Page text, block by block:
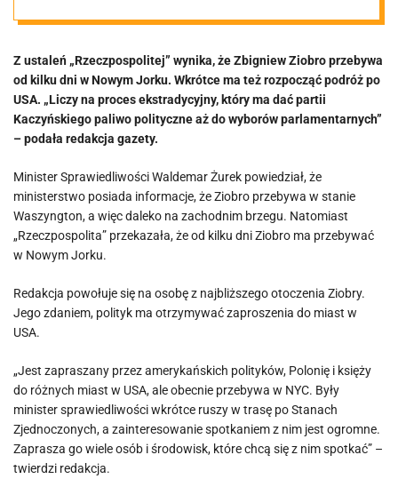
Z ustaleń „Rzeczpospolitej” wynika, że Zbigniew Ziobro przebywa
od kilku dni w Nowym Jorku. Wkrótce ma też rozpocząć podróż po
USA. „Liczy na proces ekstradycyjny, który ma dać partii
Kaczyńskiego paliwo polityczne aż do wyborów parlamentarnych”
– podała redakcja gazety.
Minister Sprawiedliwości Waldemar Żurek powiedział, że
ministerstwo posiada informacje, że Ziobro przebywa w stanie
Waszyngton, a więc daleko na zachodnim brzegu. Natomiast
„Rzeczpospolita” przekazała, że od kilku dni Ziobro ma przebywać
w Nowym Jorku.
Redakcja powołuje się na osobę z najbliższego otoczenia Ziobry.
Jego zdaniem, polityk ma otrzymywać zaproszenia do miast w
USA.
„Jest zapraszany przez amerykańskich polityków, Polonię i księży
do różnych miast w USA, ale obecnie przebywa w NYC. Były
minister sprawiedliwości wkrótce ruszy w trasę po Stanach
Zjednoczonych, a zainteresowanie spotkaniem z nim jest ogromne.
Zaprasza go wiele osób i środowisk, które chcą się z nim spotkać” –
twierdzi redakcja.